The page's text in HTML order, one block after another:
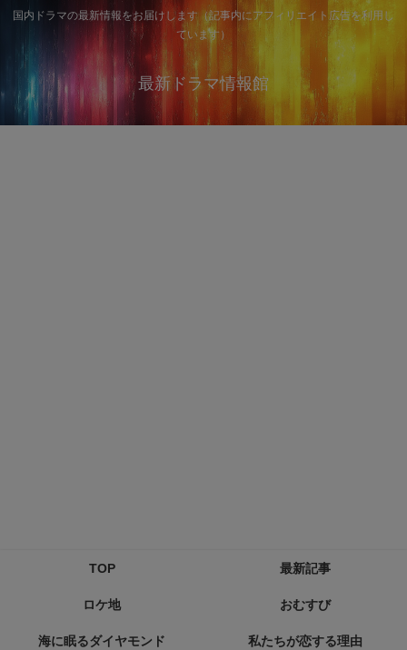
国内ドラマの最新情報をお届けします（記事内にアフィリエイト広告を利用し
ています）
最新ドラマ情報館
TOP 最新記事
ロケ地 おむすび
海に眠るダイヤモンド 私たちが恋する理由